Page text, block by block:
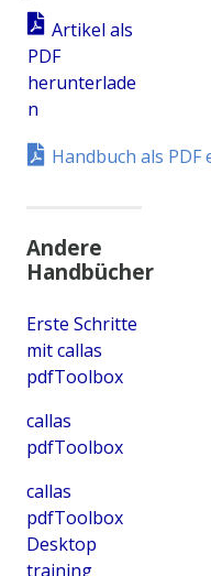
Artikel als
PDF
herunterlade
n
Handbuch als PDF
Andere
Handbücher
Erste Schritte
mit callas
pdfToolbox
callas
pdfToolbox
callas
pdfToolbox
Desktop
training